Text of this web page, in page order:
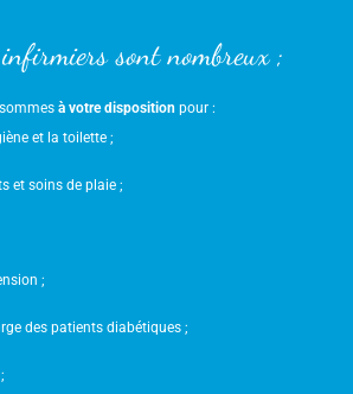
sont nombreux ;
à votre dispositionpour :
et la toilette ;
et soins de plaie ;
;
des patients diabétiques ;